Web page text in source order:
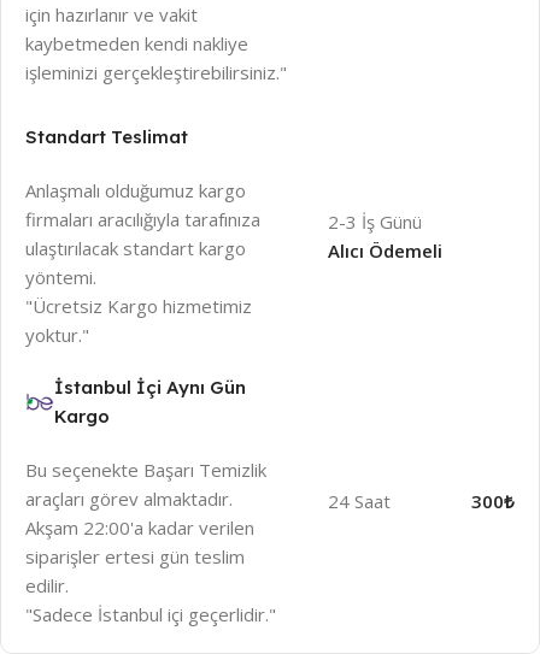
için hazırlanır ve vakit
kaybetmeden kendi nakliye
işleminizi gerçekleştirebilirsiniz."
Standart Teslimat
Anlaşmalı olduğumuz kargo
firmaları aracılığıyla tarafınıza
ulaştırılacak standart kargo
yöntemi.
"Ücretsiz Kargo hizmetimiz
yoktur."
2-3 İş Günü
Alıcı Ödemeli
İstanbul İçi Aynı Gün
Kargo
Bu seçenekte Başarı Temizlik
araçları görev almaktadır.
Akşam 22:00'a kadar verilen
siparişler ertesi gün teslim
edilir.
"Sadece İstanbul içi geçerlidir."
24 Saat 300₺